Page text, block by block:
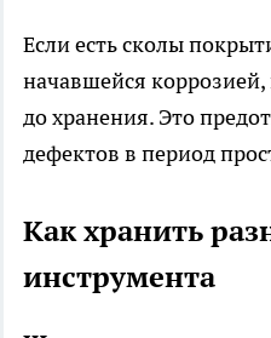
Если есть сколы
начавшейся
до хранения. Это
дефектов в период
Как хранить
инструмента